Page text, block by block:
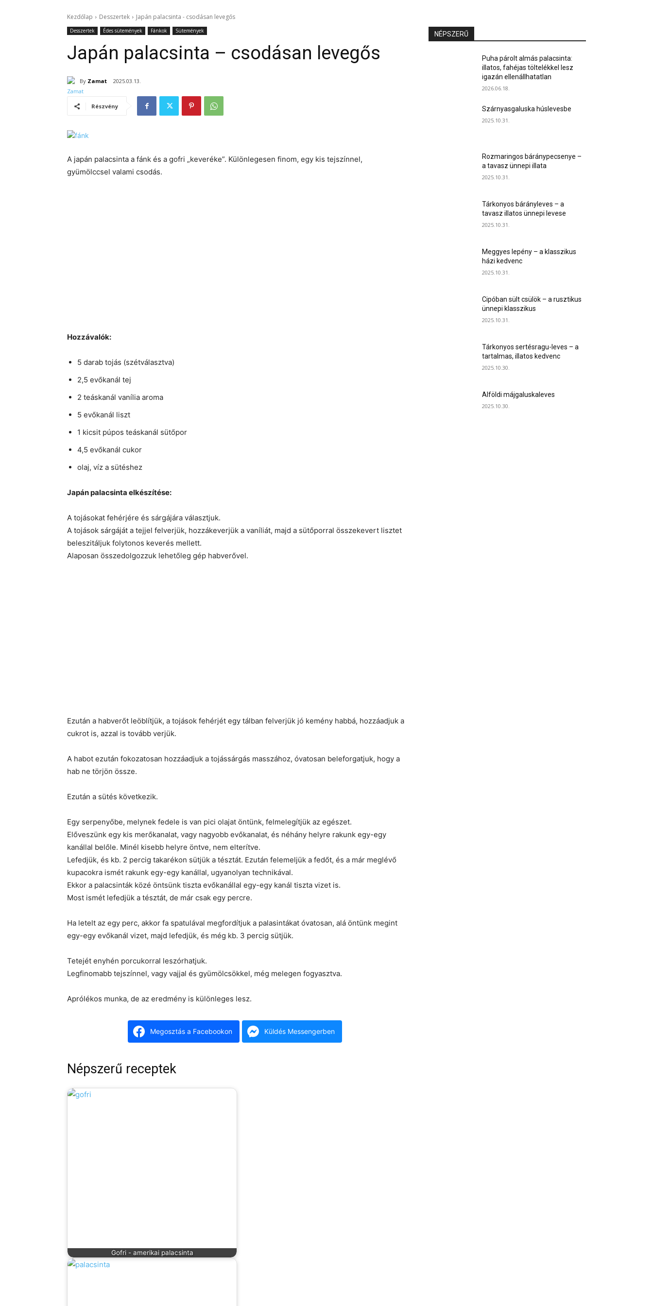
Kezdőlap Desszertek Japán palacsinta - csodásan levegős
Desszertek Édes sütemények Fánkok Sütemények
Japán palacsinta – csodásan levegős
By Zamat 2025.03.13.
Részvény
A japán palacsinta a fánk és a gofri „keveréke”. Különlegesen finom, egy kis tejszínnel,
gyümölccsel valami csodás.
Hozzávalók:
5 darab tojás (szétválasztva)
2,5 evőkanál tej
2 teáskanál vanília aroma
5 evőkanál liszt
1 kicsit púpos teáskanál sütőpor
4,5 evőkanál cukor
olaj, víz a sütéshez
Japán palacsinta elkészítése:
A tojásokat fehérjére és sárgájára választjuk.
A tojások sárgáját a tejjel felverjük, hozzákeverjük a vaníliát, majd a sütőporral összekevert lisztet
beleszitáljuk folytonos keverés mellett.
Alaposan összedolgozzuk lehetőleg gép habverővel.
Ezután a habverőt leöblítjük, a tojások fehérjét egy tálban felverjük jó kemény habbá, hozzáadjuk a
cukrot is, azzal is tovább verjük.
A habot ezután fokozatosan hozzáadjuk a tojássárgás masszához, óvatosan beleforgatjuk, hogy a
hab ne törjön össze.
Ezután a sütés következik.
Egy serpenyőbe, melynek fedele is van pici olajat öntünk, felmelegítjük az egészet.
Előveszünk egy kis merőkanalat, vagy nagyobb evőkanalat, és néhány helyre rakunk egy-egy
kanállal belőle. Minél kisebb helyre öntve, nem elterítve.
Lefedjük, és kb. 2 percig takarékon sütjük a tésztát. Ezután felemeljük a fedőt, és a már meglévő
kupacokra ismét rakunk egy-egy kanállal, ugyanolyan technikával.
Ekkor a palacsinták közé öntsünk tiszta evőkanállal egy-egy kanál tiszta vizet is.
Most ismét lefedjük a tésztát, de már csak egy percre.
Ha letelt az egy perc, akkor fa spatulával megfordítjuk a palasintákat óvatosan, alá öntünk megint
egy-egy evőkanál vizet, majd lefedjük, és még kb. 3 percig sütjük.
Tetejét enyhén porcukorral leszórhatjuk.
Legfinomabb tejszínnel, vagy vajjal és gyümölcsökkel, még melegen fogyasztva.
Aprólékos munka, de az eredmény is különleges lesz.
Megosztás a Facebookon Küldés Messengerben
Népszerű receptek
Gofri - amerikai palacsinta
NÉPSZERŰ
Puha párolt almás palacsinta:
illatos, fahéjas töltelékkel lesz
igazán ellenállhatatlan
2026.06.18.
Szárnyasgaluska húslevesbe
2025.10.31.
Rozmaringos báránypecsenye –
a tavasz ünnepi illata
2025.10.31.
Tárkonyos bárányleves – a
tavasz illatos ünnepi levese
2025.10.31.
Meggyes lepény – a klasszikus
házi kedvenc
2025.10.31.
Cipóban sült csülök – a rusztikus
ünnepi klasszikus
2025.10.31.
Tárkonyos sertésragu-leves – a
tartalmas, illatos kedvenc
2025.10.30.
Alföldi májgaluskaleves
2025.10.30.